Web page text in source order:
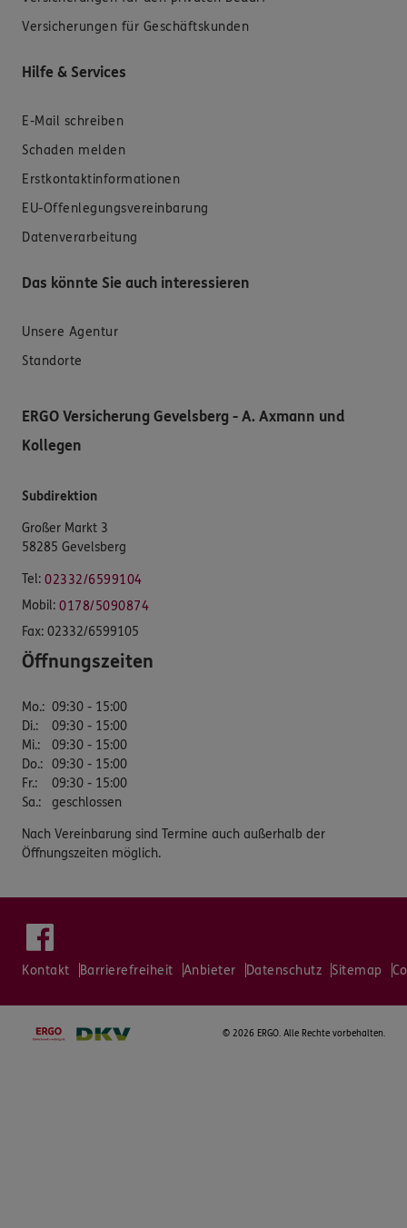
Versicherungen für Geschäftskunden
Hilfe & Services
E-Mail schreiben
Schaden melden
Erstkontaktinformationen
EU-Offenlegungsvereinbarung
Datenverarbeitung
Das könnte Sie auch interessieren
Unsere Agentur
Standorte
ERGO Versicherung Gevelsberg - A. Axmann und
Kollegen
Subdirektion
Großer Markt 3
58285 Gevelsberg
Tel: 02332/6599104
Mobil: 0178/5090874
Fax: 02332/6599105
Öffnungszeiten
Mo.: 09:30 - 15:00
Di.:
09:30 - 15:00
Mi.:
09:30 - 15:00
Do.: 09:30 - 15:00
Fr.:
09:30 - 15:00
Sa.: geschlossen
Nach Vereinbarung sind Termine auch außerhalb der
Öffnungszeiten möglich.
Kontakt Barrierefreiheit Anbieter Datenschutz Sitemap
© 2026 ERGO. Alle Rechte vorbehalten.